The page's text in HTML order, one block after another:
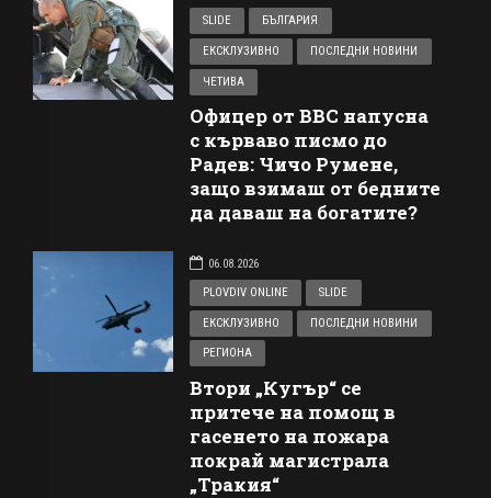
SLIDE
БЪЛГАРИЯ
ЕКСКЛУЗИВНО ПОСЛЕДНИ НОВИНИ
ЧЕТИВА
Офицер от ВВС напусна
с кърваво писмо до
Радев: Чичо Румене,
защо взимаш от бедните
да даваш на богатите?
06.08.2026
PLOVDIV ONLINE
SLIDE
ЕКСКЛУЗИВНО ПОСЛЕДНИ НОВИНИ
РЕГИОНА
Втори „Кугър“ се
притече на помощ в
гасенето на пожара
покрай магистрала
„Тракия“